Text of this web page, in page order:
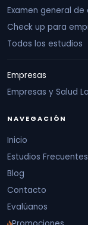
Examen general de
Check up para
Todos los estudios
Empresas
Empresas y Salud
NAVEGACIÓN
Inicio
Estudios Frecuentes
Blog
Contacto
Evalúanos